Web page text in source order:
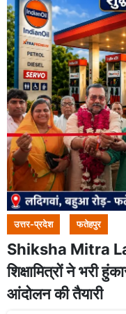
उत्तर-प्रदेश फतेहपुर
Shiksha Mitra
शिक्षामित्रों ने
आंदोलन की तैयारी